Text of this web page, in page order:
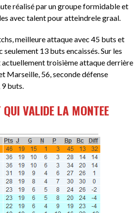
réalisé par un groupe formidable et
avec talent pour atteindrele graal.
meilleure attaque avec 45 buts et
seulement 13 buts encaissés. Sur les
actuellement troisième attaque derrière
Marseille, 56, seconde défense
9 buts.
VALIDE LA MONTEE